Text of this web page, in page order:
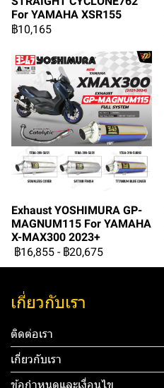
For YAMAHA XSR155
฿10,165
Exhaust YOSHIMURA GP-
MAGNUM115 For YAMAHA
X-MAX300 2023+
฿16,855 - ฿20,675
เกี่ยวกับเรา
ติดต่อเรา
เกี่ยวกับเรา
ข้อกำหนดและเงื่อนไข